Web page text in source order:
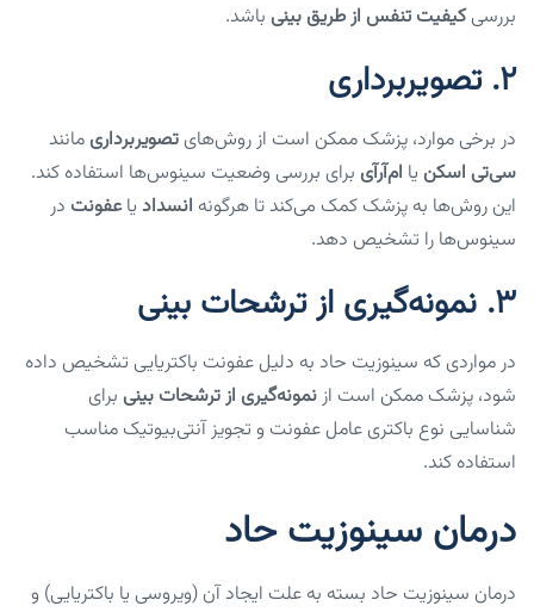
بررسیکیفیت تنفس از طریق بینی باشد.
2. تصویربرداری
در برخی موارد، پزشک ممکن است از روش‌های تصویربرداری مانند
سی‌تی اسکن یا ام‌آرآی برای بررسی وضعیت سینوس‌ها استفاده کند.
این روش‌ها به پزشک کمک می‌کند تا هرگونه انسداد یاعفونت در
سینوس‌ها را تشخیص دهد.
3. نمونه‌گیری از ترشحات بینی
در مواردی که سینوزیت حاد به دلیل عفونت باکتریایی تشخیص داده
شود، پزشک ممکن است از نمونه‌گیری از ترشحات بینی برای
شناسایی نوع باکتری عامل عفونت و تجویز آنتی‌بیوتیک مناسب
استفاده کند.
درمان سینوزیت حاد
درمان سینوزیت حاد بسته به علت ایجاد آن (ویروسی یا باکتریایی) و